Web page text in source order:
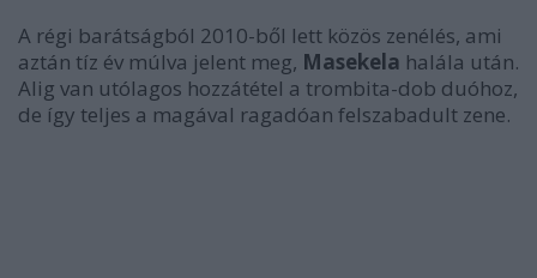
A régi barátságból 2010-ből lett közös zenélés, ami
aztán tíz év múlva jelent meg, Masekela halála után.
Alig van utólagos hozzátétel a trombita-dob duóhoz,
de így teljes a magával ragadóan felszabadult zene.